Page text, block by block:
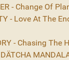
- Change Of
- Love At The
- Chasing The